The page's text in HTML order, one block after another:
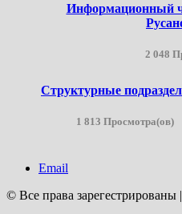
Информационный
2 048
Структурные
1 813 Просмотра(ов)
Email
© Все права зарегестрированы |